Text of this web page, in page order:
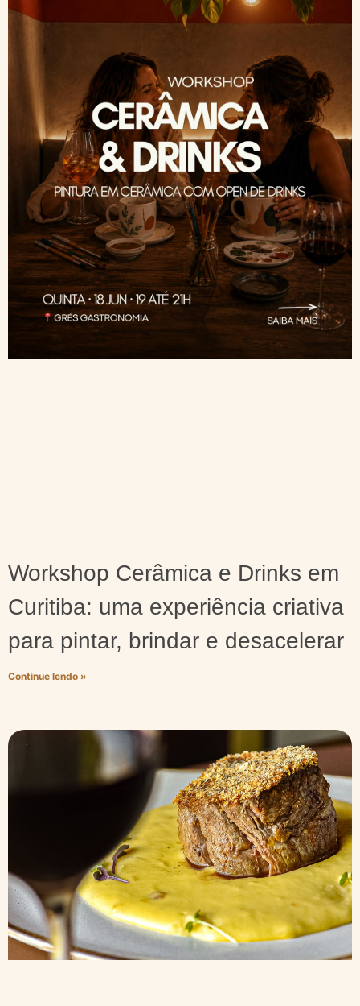
Workshop Cerâmica e Drinks em
Curitiba: uma experiência criativa
para pintar, brindar e desacelerar
Continue lendo »